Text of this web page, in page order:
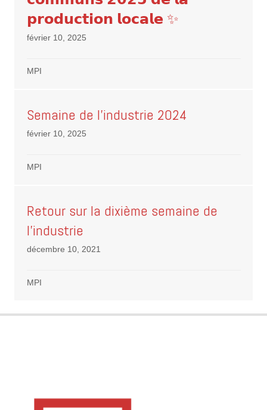
𝗽𝗿𝗼𝗱𝘂𝗰𝘁𝗶𝗼𝗻 𝗹𝗼𝗰𝗮𝗹𝗲 ✨
février 10, 2025
MPI
Semaine de l’industrie 2024
février 10, 2025
MPI
Retour sur la dixième semaine de
l’industrie
décembre 10, 2021
MPI